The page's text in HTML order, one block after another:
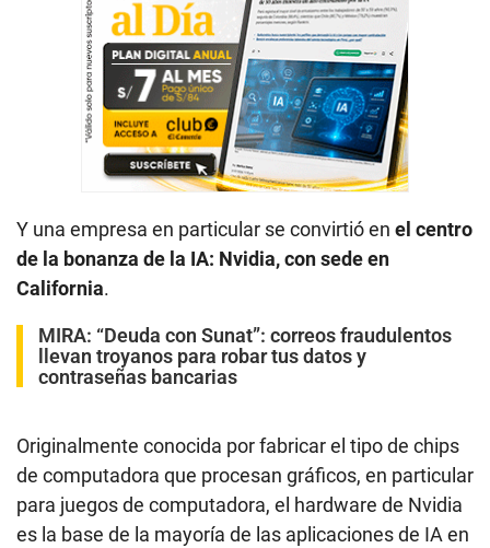
Y una empresa en particular se convirtió en el centro
de la bonanza de la IA: Nvidia, con sede en
California.
MIRA: “Deuda con Sunat”: correos fraudulentos
llevan troyanos para robar tus datos y
contraseñas bancarias
Originalmente conocida por fabricar el tipo de chips
de computadora que procesan gráficos, en particular
para juegos de computadora, el hardware de Nvidia
es la base de la mayoría de las aplicaciones de IA en